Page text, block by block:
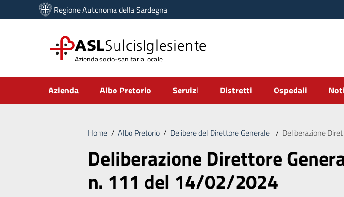
Vai ai contenuti
Vai al menu di navigazione
Regione Autonoma della Sardegna
ASLSulcisIglesiente
Azienda socio-sanitaria locale
Submenu
Azienda Albo Pretorio Servizi Distretti Ospedali
Home / Albo Pretorio / Delibere del Direttore Generale / Deliberazione
Deliberazione Direttore
n. 111 del 14/02/2024